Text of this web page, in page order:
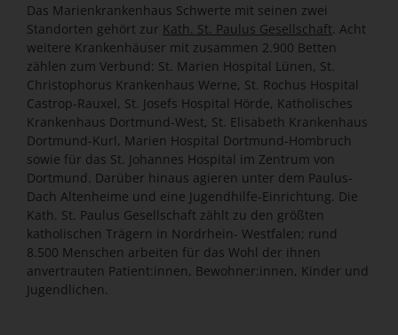
Das Marienkrankenhaus Schwerte mit seinen zwei
Standorten gehört zur Kath. St. Paulus Gesellschaft . Acht
weitere Krankenhäuser mit zusammen 2.900 Betten
zählen zum Verbund: St. Marien Hospital Lünen, St.
Christophorus Krankenhaus Werne, St. Rochus Hospital
Castrop-Rauxel, St. Josefs Hospital Hörde, Katholisches
Krankenhaus Dortmund-West, St. Elisabeth Krankenhaus
Dortmund-Kurl, Marien Hospital Dortmund-Hombruch
sowie für das St. Johannes Hospital im Zentrum von
Dortmund. Darüber hinaus agieren unter dem Paulus-
Dach Altenheime und eine Jugendhilfe-Einrichtung. Die
Kath. St. Paulus Gesellschaft zählt zu den größten
katholischen Trägern in Nordrhein- Westfalen; rund
8.500 Menschen arbeiten für das Wohl der ihnen
anvertrauten Patient:innen, Bewohner:innen, Kinder und
Jugendlichen.